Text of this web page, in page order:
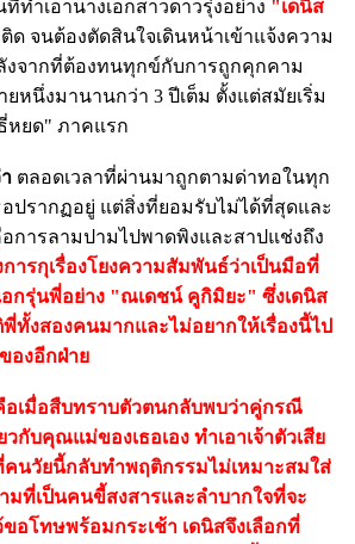
ทำเอานางเอกสาวดาวรุ่งอย่าง "เดนิส
ด จนต้องตัดสินใจเดินหน้าเข้าแจ้งความ
งจากที่ต้องทนทุกข์กับการถูกคุกคาม
ยหนึ่งมานานกว่า 3 ปีเต็ม ตั้งแต่สมัยเริ่ม
หยด" ภาคแรก
ตลอดเวลาที่ผ่านมาถูกตามด่าทอในทุก
ปรากฏอยู่ แต่สิ่งที่ยอมรับไม่ได้ที่สุดและ
การลามปามไปพาดพิงและสาปแช่งถึง
ารกุเรื่องโยงความสัมพันธ์ว่าเป็นมือที่
กรุ่นพี่อย่าง "ณเดชน์ คูกิมิยะ" ซึ่งเดนิส
พี่ทั้งสองคนมากและไม่อยากให้เรื่องนี้ไป
องอีกฝ่าย
อเมื่อสืบทราบตัวตนกลับพบว่าคู่กรณี
กับคุณแม่ของเธอเอง ทำเอาเจ้าตัวเสีย
นวัยนี้กลับทำพฤติกรรมไม่เหมาะสมใส่
มที่เป็นคนขี้สงสารและลำบากใจที่จะ
อโทษพร้อมกระเช้า เดนิสจึงเลือกที่